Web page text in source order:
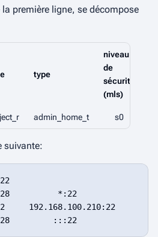
première ligne, se décompose
type
niveau
de
sécurité
(mls)
admin_home_t s0
suivante:
*:22
192.168.100.210:22